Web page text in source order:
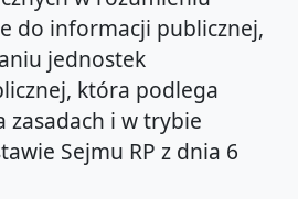
do informacji publicznej,
jednostek
która podlega
i w trybie
Sejmu RP z dnia 6